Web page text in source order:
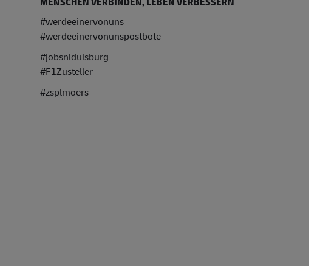
MENSCHEN VERBINDEN, LEBEN VERBESSERN
#werdeeinervonuns
#werdeeinervonunspostbote
#jobsnlduisburg
#F1Zusteller
#zsplmoers